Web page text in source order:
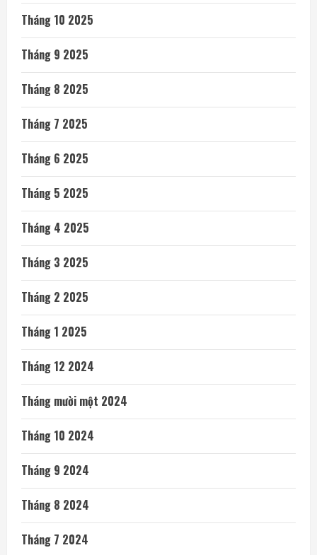
Tháng 10 2025
Tháng 9 2025
Tháng 8 2025
Tháng 7 2025
Tháng 6 2025
Tháng 5 2025
Tháng 4 2025
Tháng 3 2025
Tháng 2 2025
Tháng 1 2025
Tháng 12 2024
Tháng mười một 2024
Tháng 10 2024
Tháng 9 2024
Tháng 8 2024
Tháng 7 2024